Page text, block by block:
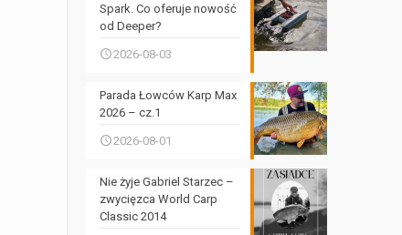
Spark. Co oferuje nowość
od Deeper?
2026-08-03
Parada Łowców Karp Max
2026 – cz.1
2026-08-01
Nie żyje Gabriel Starzec –
zwycięzca World Carp
Classic 2014